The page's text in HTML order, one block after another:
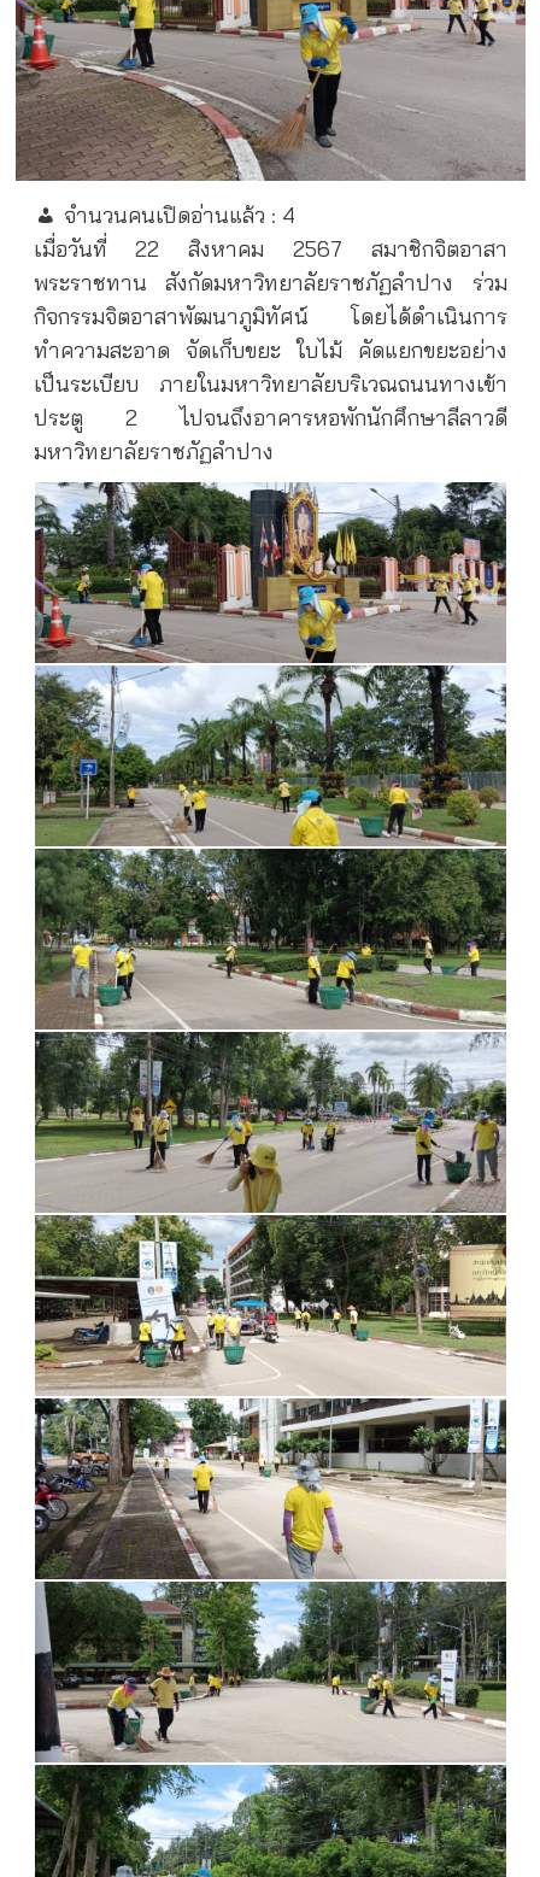
จำนวนคนเปิดอ่านแล้ว : 4
เมื่อวันที่ 22 สิงหาคม 2567 สมาชิกจิตอาสา
พระราชทาน สังกัดมหาวิทยาลัยราชภัฏลำปาง ร่วม
กิจกรรมจิตอาสาพัฒนาภูมิทัศน์ โดยได้ดำเนินการ
ทำความสะอาด จัดเก็บขยะ ใบไม้ คัดแยกขยะอย่าง
เป็นระเบียบ ภายในมหาวิทยาลัยบริเวณถนนทางเข้า
ประตู 2 ไปจนถึงอาคารหอพักนักศึกษาลีลาวดี
มหาวิทยาลัยราชภัฏลำปาง